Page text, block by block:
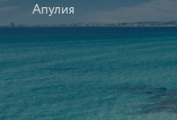
Апулия